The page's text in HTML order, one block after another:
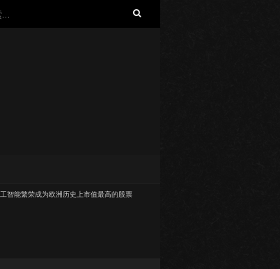
智能繁荣成为欧洲历史上市值最高的股票